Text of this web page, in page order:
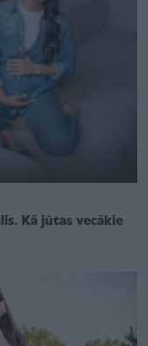
Kā jūtas vecākie